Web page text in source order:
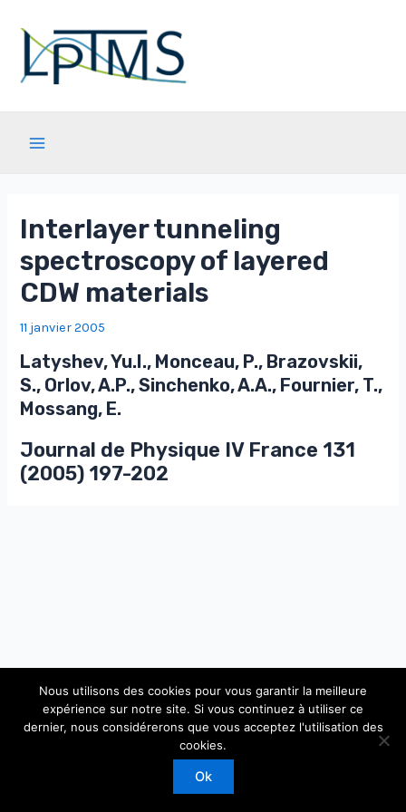
contenu
Interlayer tunneling
spectroscopy of layered
CDW materials
11 janvier 2005
Latyshev, Yu.I., Monceau, P., Brazovskii,
S., Orlov, A.P., Sinchenko, A.A., Fournier, T.,
Mossang, E.
Journal de Physique IV France 131
(2005) 197-202
Copyright © 2026 Laboratoire de Physique Théorique et
Modèles Statistiques
Nous utilisons des cookies pour vous garantir la meilleure
expérience sur notre site. Si vous continuez à utiliser ce
dernier, nous considérerons que vous acceptez l'utilisation des
cookies.
Ok